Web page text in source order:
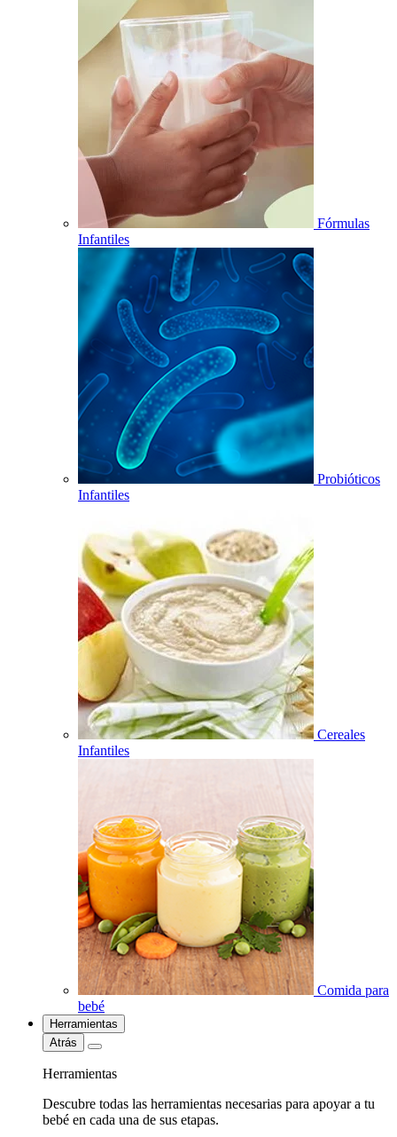
Fórmulas
Infantiles
Probióticos
Infantiles
Cereales
Infantiles
Comida para
bebé
Herramientas
Atrás
Herramientas
Descubre todas las herramientas necesarias para apoyar a tu
bebé en cada una de sus etapas.